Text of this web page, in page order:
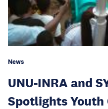
News
UNU-INRA and
Spotlights